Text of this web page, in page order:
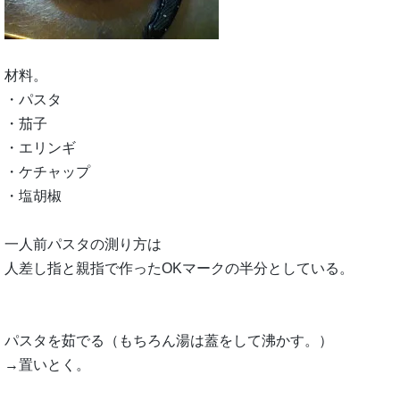
材料。
・パスタ
・茄子
・エリンギ
・ケチャップ
・塩胡椒
一人前パスタの測り方は
人差し指と親指で作ったOKマークの半分としている。
パスタを茹でる（もちろん湯は蓋をして沸かす。）
→置いとく。